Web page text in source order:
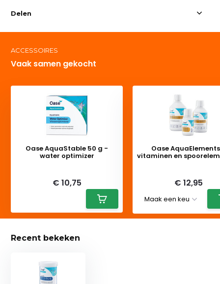
Delen
ACCESSOIRES
Vaak samen gekocht
Oase AquaStable 50 g -
water optimizer
€ 10,75
Oase
vitaminen en
€ 12,95
Recent bekeken